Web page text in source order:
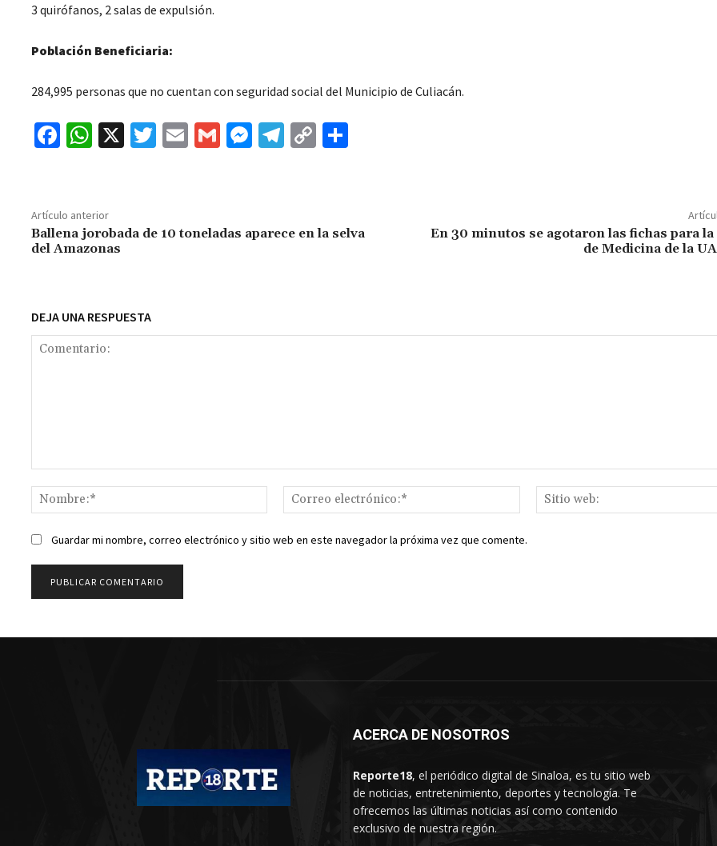
3 quirófanos, 2 salas de expulsión.
Población Beneficiaria:
284,995 personas que no cuentan con seguridad social del Municipio de Culiacán.
Fa
o
o
k
W
sA
p
p
X
T
E
G
M
ge
Te
m
C
Li ar
Artículo anterior
Ballena jorobada de 10 toneladas aparece en la selva
del Amazonas
En 30 minutos se agotaron las fichas para
de Medicina de la
DEJA UNA RESPUESTA
Nombre:*
Correo
electrónico:*
Guardar mi nombre, correo electrónico y sitio web en este navegador la próxima vez que comente.
ACERCA DE NOSOTROS
Reporte18, el periódico digital de Sinaloa, es tu sitio web
de noticias, entretenimiento, deportes y tecnología. Te
ofrecemos las últimas noticias así como contenido
exclusivo de nuestra región.